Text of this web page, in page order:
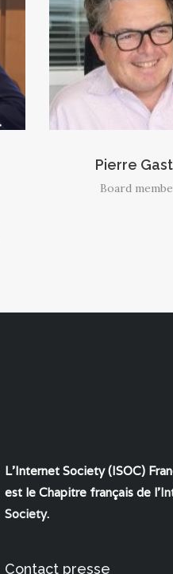
Pierre
Board
L'Internet Society (ISOC)
est le Chapitre français de l'
Society.
Contact presse